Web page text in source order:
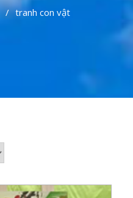
tranh con vật